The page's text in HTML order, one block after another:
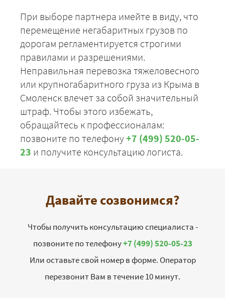
При выборе партнера имейте в виду, что
перемещение негабаритных грузов по
дорогам регламентируется строгими
правилами и разрешениями.
Неправильная перевозка тяжеловесного
или крупногабаритного груза из Крыма в
Смоленск влечет за собой значительный
штраф. Чтобы этого избежать,
обращайтесь к профессионалам:
позвоните по телефону+7 (499) 520-05-
23 и получите консультацию логиста.
Давайте созвонимся?
Чтобы получить консультацию специалиста -
позвоните по телефону+7 (499) 520-05-23
Или оставьте свой номер в форме. Оператор
перезвонит Вам в течение 10 минут.